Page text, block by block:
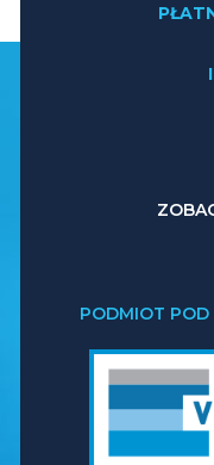
PODMIOT POD